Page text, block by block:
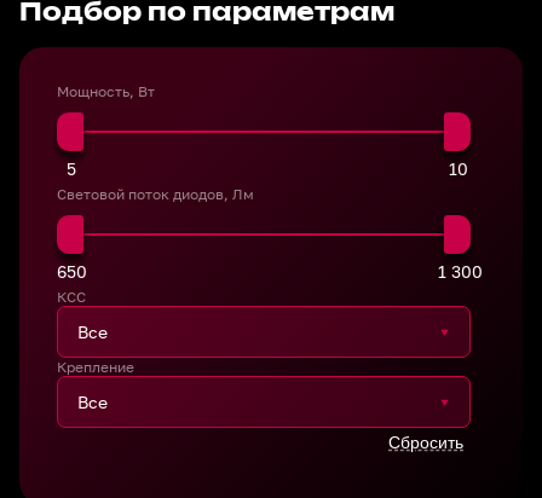
Подбор по параметрам
Мощность, Вт
5 10
Световой поток диодов, Лм
650 1 300
КСС
Крепление